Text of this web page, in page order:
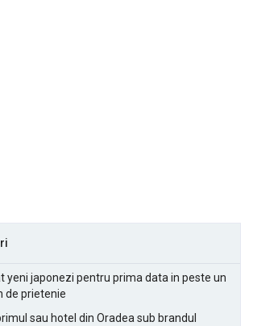
yeni japonezi pentru prima data in peste un
de prietenie
sau hotel din Oradea sub brandul